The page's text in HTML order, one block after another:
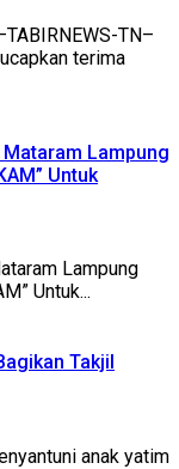
TN–
terima
Mataram Lampung
Untuk
Lampung
Untuk...
Takjil
anak yatim